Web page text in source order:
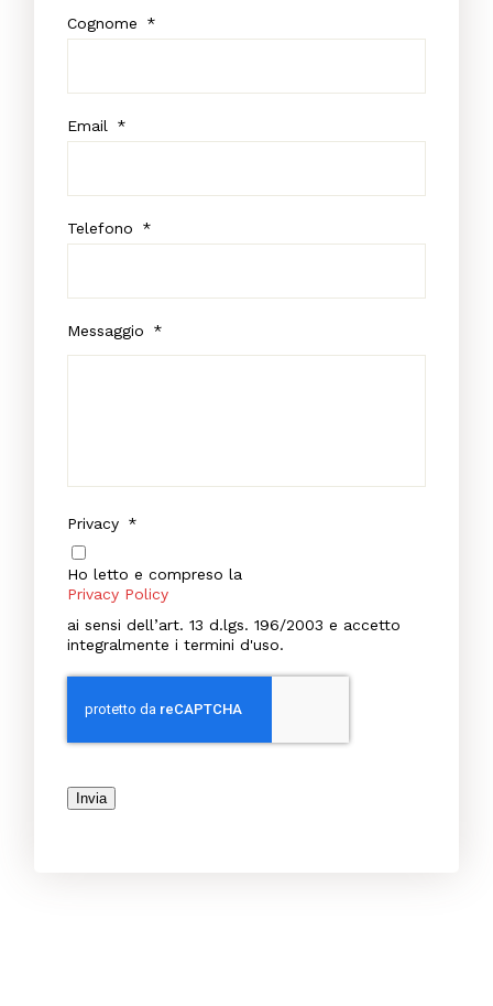
Cognome *
Email *
Telefono *
Messaggio *
Privacy *
Ho letto e compreso la
Privacy Policy
ai sensi dell’art. 13 d.lgs. 196/2003 e accetto
integralmente i termini d'uso.
Invia